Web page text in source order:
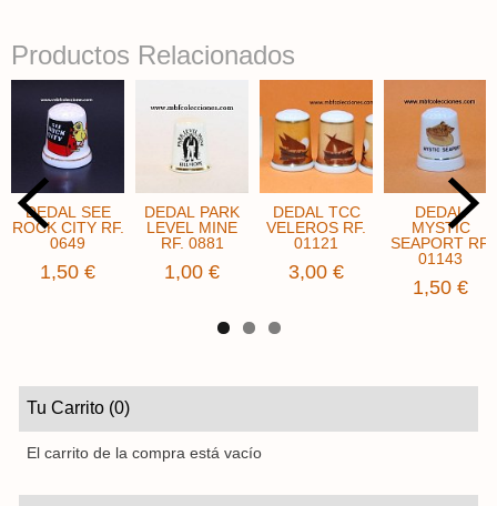
Tu Carrito (0)
El carrito de la compra está vacío
Productos Relacionados
DEDAL SEE
ROCK CITY RF.
0649
1,50 €
DEDAL PARK
LEVEL MINE
RF. 0881
1,00 €
DEDAL TCC
VELEROS RF.
01121
3,00 €
DEDAL
MYSTIC
SEAPORT RF.
01143
1,50 €